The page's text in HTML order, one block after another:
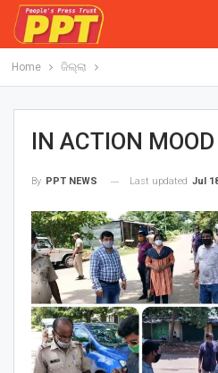
Home ଜିଲ୍ଲା
IN ACTION
By PPT NEWS Last updated Jul